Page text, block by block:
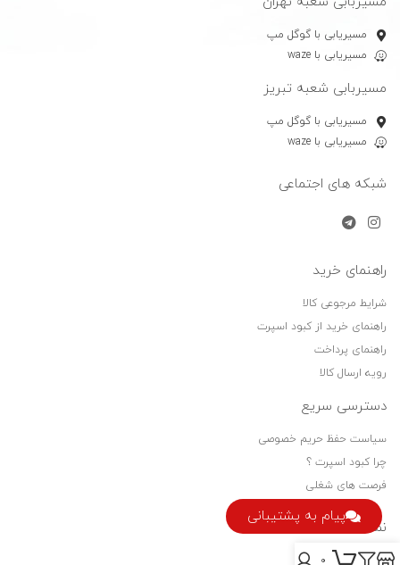
مسیریابی با گوگل مپ
مسیریابی با waze
مسیربابی شعبه تبریز
مسیریابی با گوگل مپ
مسیریابی با waze
شبکه های اجتماعی
راهنمای خرید
شرایط مرجوعی کالا
راهنمای خرید از کبود اسپرت
راهنمای پرداخت
رویه ارسال کالا
دسترسی سریع
سیاست حفظ حریم خصوصی
چرا کبود اسپرت ؟
فرصت های شغلی
نماد اعتماد
پیام به پشتیبانی
0